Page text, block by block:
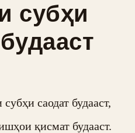
субҳи
саодат будааст,
қисмат будааст.